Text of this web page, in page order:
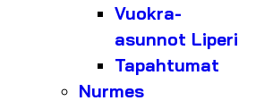
Vuokra-
asunnot Liperi
Tapahtumat
Nurmes